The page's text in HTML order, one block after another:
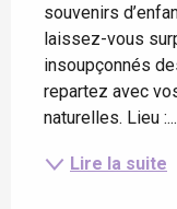
souvenirs
laissez-vous
insoupçonnés
repartez avec
naturelles. Lieu :...
Lire la suite